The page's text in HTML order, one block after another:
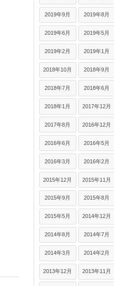
2019年9月 2019年8月
2019年6月 2019年5月
2019年2月 2019年1月
2018年10月 2018年9月
2018年7月 2018年6月
2018年1月 2017年12月
2017年8月 2016年12月
2016年6月 2016年5月
2016年3月 2016年2月
2015年12月 2015年11月
2015年9月 2015年8月
2015年5月 2014年12月
2014年8月 2014年7月
2014年3月 2014年2月
2013年12月 2013年11月